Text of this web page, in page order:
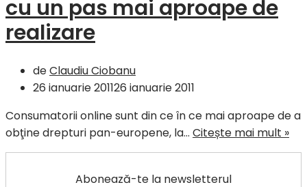
cu un pas mai aproape de
realizare
deClaudiu Ciobanu
26 ianuarie 201126 ianuarie 2011
Consumatorii online sunt din ce în ce mai aproape de a
obţine drepturi pan-europene, la… Citește mai mult »
Abonează-te la newsletterul